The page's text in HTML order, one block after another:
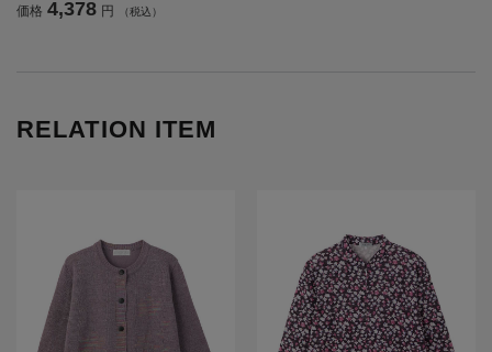
ポケット／ギフト／プレゼント
価格 4,378 円 （税込）
RELATION ITEM